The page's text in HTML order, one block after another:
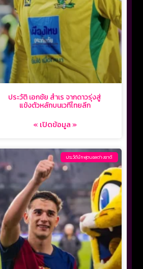
ประวัติ เอกชัย สำเร จากดาวรุ่งสู่
แข้งตัวหลักบนเวทีไทยลีก
« เปิดข้อมูล »
ประวัตินักฟุตบอลต่างชาติ